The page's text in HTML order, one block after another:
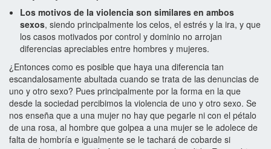
Los motivos de la violencia son similares en ambos
sexos, siendo principalmente los celos, el estrés y la ira, y que
los casos motivados por control y dominio no arrojan
diferencias apreciables entre hombres y mujeres.
¿Entonces como es posible que haya una diferencia tan
escandalosamente abultada cuando se trata de las denuncias de
uno y otro sexo? Pues principalmente por la forma en la que
desde la sociedad percibimos la violencia de uno y otro sexo. Se
nos enseña que a una mujer no hay que pegarle ni con el pétalo
de una rosa, al hombre que golpea a una mujer se le adolece de
falta de hombría e igualmente se le tachará de cobarde si